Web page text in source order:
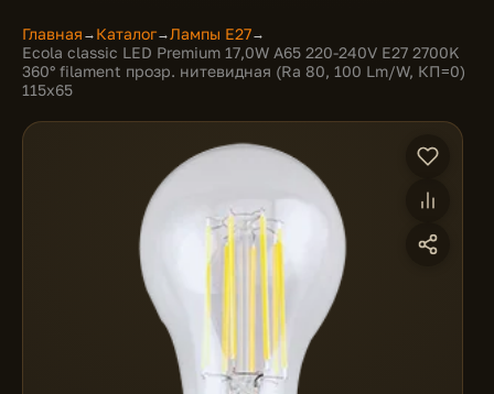
Главная → Каталог→Лампы E27→
Ecola classic LED Premium 17,0W A65 220-240V E27 2700K
360° filament прозр. нитевидная (Ra 80, 100 Lm/W, КП=0)
115x65